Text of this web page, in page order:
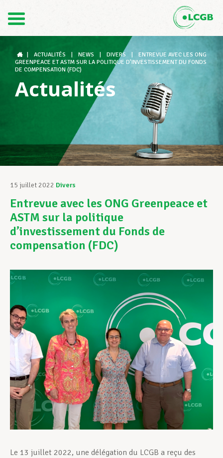
DE
Le LCGB
Structures syndicales
Assistance au Travail
Vos droits
Assistance en vie privée
Développement professionnel
Devenir Membre
Actualités
ACTUALITÉS NEWS DIVERS
ENTREVUE AVEC LES ONG
GREENPEACE ET ASTM SUR LA POLITIQUE D’INVESTISSEMENT DU FONDS
DE COMPENSATION (FDC)
Actualités
15 juillet 2022 Divers
Entrevue avec les ONG Greenpeace et
ASTM sur la politique
d’investissement du Fonds de
compensation (FDC)
Le 13 juillet 2022, une délégation du LCGB a reçu des